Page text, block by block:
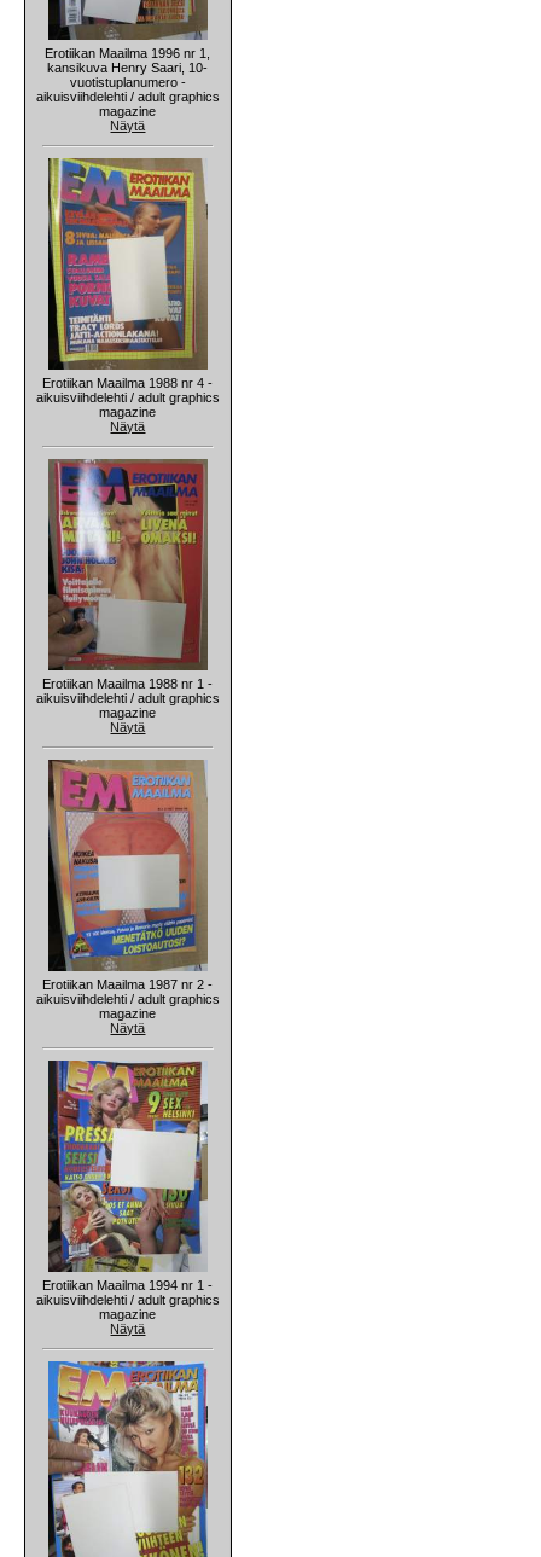
Erotiikan Maailma 1996 nr 1,
kansikuva Henry Saari, 10-
vuotistuplanumero -
aikuisviihdelehti / adult graphics
magazine
Näytä
Erotiikan Maailma 1988 nr 4 -
aikuisviihdelehti / adult graphics
magazine
Näytä
Erotiikan Maailma 1988 nr 1 -
aikuisviihdelehti / adult graphics
magazine
Näytä
Erotiikan Maailma 1987 nr 2 -
aikuisviihdelehti / adult graphics
magazine
Näytä
Erotiikan Maailma 1994 nr 1 -
aikuisviihdelehti / adult graphics
magazine
Näytä